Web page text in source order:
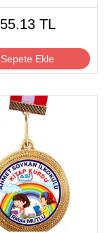
55.13 TL
Sepete Ekle